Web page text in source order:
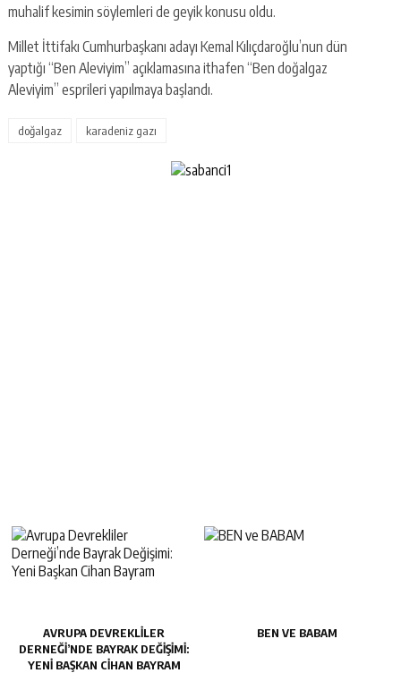
muhalif kesimin söylemleri de geyik konusu oldu.
Millet İttifakı Cumhurbaşkanı adayı Kemal Kılıçdaroğlu’nun dün
yaptığı “Ben Aleviyim” açıklamasına ithafen “Ben doğalgaz
Aleviyim” esprileri yapılmaya başlandı.
doğalgaz karadeniz gazı
AVRUPA DEVREKLILER
DERNEĞI’NDE BAYRAK DEĞIŞIMI:
YENI BAŞKAN CIHAN BAYRAM
BEN VE BABAM